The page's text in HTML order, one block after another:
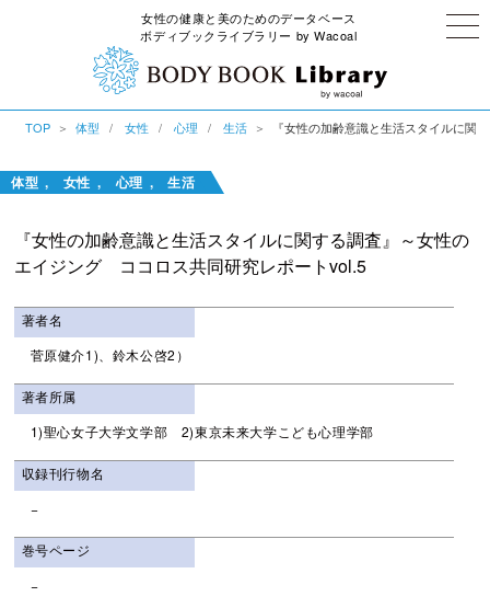
女性の健康と美のためのデータベース
ボディブックライブラリー by Wacoal
ボディブックライブラリー by Wacoal
TOP 体型 女性 心理 生活 『女性の加齢意識と生活スタイルに
体型 女性 心理 生活
『女性の加齢意識と生活スタイルに関する調査』～女性の
エイジング ココロス共同研究レポートvol.5
著者名
菅原健介1)、鈴木公啓2）
著者所属
1)聖心女子大学文学部 2)東京未来大学こども心理学部
収録刊行物名
−
巻号ページ
−